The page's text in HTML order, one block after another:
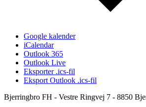
Google kalender
iCalendar
Outlook 365
Outlook Live
Eksporter .ics-fil
Eksport Outlook .ics-fil
Bjerringbro FH - Vestre Ringvej 7 - 8850